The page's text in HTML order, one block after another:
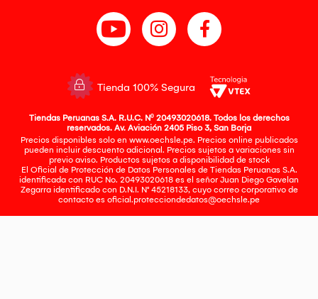
Tienda 100% Segura
Tiendas Peruanas S.A. R.U.C. Nº 20493020618. Todos los derechos
reservados. Av. Aviación 2405 Piso 3, San Borja
Precios disponibles solo en www.oechsle.pe. Precios online publicados
pueden incluir descuento adicional. Precios sujetos a variaciones sin
previo aviso. Productos sujetos a disponibilidad de stock
El Oficial de Protección de Datos Personales de Tiendas Peruanas S.A.
identificada con RUC No. 20493020618 es el señor Juan Diego Gavelan
Zegarra identificado con D.N.I. N° 45218133, cuyo correo corporativo de
contacto es oficial.protecciondedatos@oechsle.pe